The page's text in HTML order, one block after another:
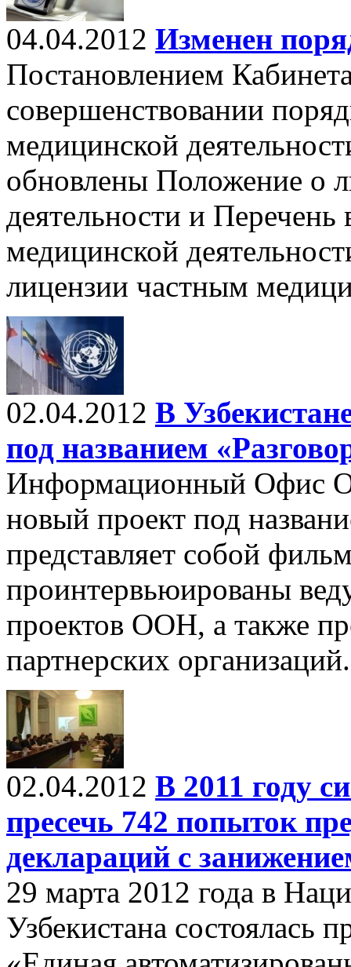
04.04.2012 Изменен
Постановлением
совершенствовании
медицинской
обновлены Положение о
деятельности и Перечень
медицинской
лицензии частным
02.04.2012 В
под названием
Информационный Офис
новый проект под
представляет собой
проинтервьюированы
проектов ООН, а также
партнерских организаций.
02.04.2012 В 2011 году
пресечь 742 попыток
деклараций с
29 марта 2012 года в
Узбекистана состоялась